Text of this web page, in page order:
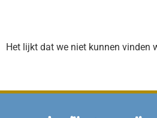
Het lijkt dat we niet kunnen vinden